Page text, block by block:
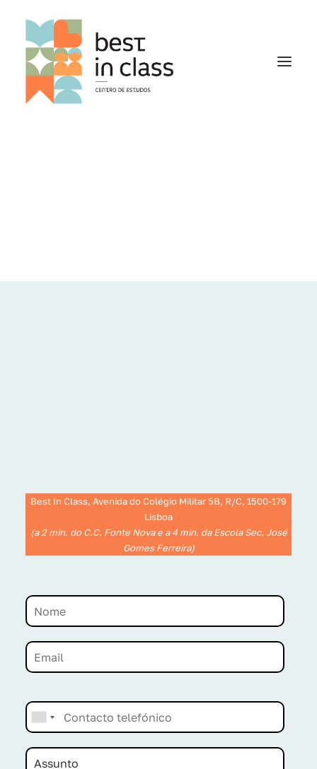
Best In Class, Avenida do Colégio Militar 5B, R/C, 1500-179
Lisboa
(a 2 min. do C.C. Fonte Nova e a 4 min. da Escola Sec. José
Gomes Ferreira)